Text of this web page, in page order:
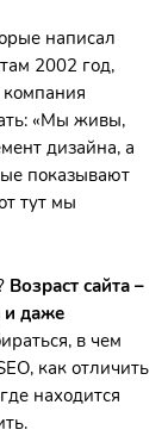
написал
2002 год,
«Мы живы,
дизайна, а
показывают
тут мы
Возраст сайта –
и даже
в чем
как отличить
находится